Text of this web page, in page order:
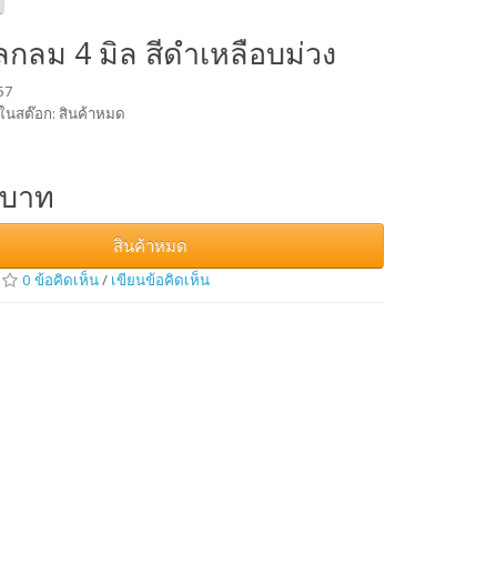
ลม 4 มิล สีดำเหลือบม่วง
นสต๊อก: สินค้าหมด
าท
สินค้าหมด
0 ข้อคิดเห็น/ เขียนข้อคิดเห็น